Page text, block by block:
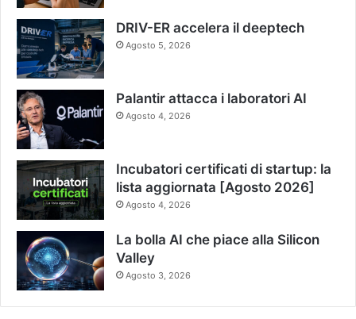
DRIV-ER accelera il deeptech
Agosto 5, 2026
Palantir attacca i laboratori AI
Agosto 4, 2026
Incubatori certificati di startup: la
lista aggiornata [Agosto 2026]
Agosto 4, 2026
La bolla AI che piace alla Silicon
Valley
Agosto 3, 2026